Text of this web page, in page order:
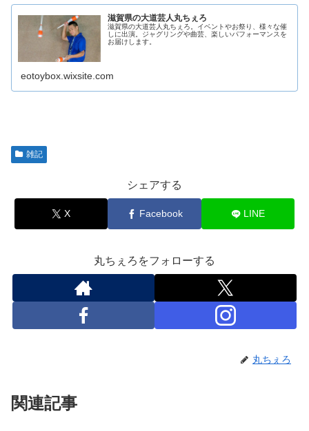
滋賀県の大道芸人丸ちぇろ
滋賀県の大道芸人丸ちぇろ。イベントやお祭り、様々な催
しに出演。ジャグリングや曲芸、楽しいパフォーマンスを
お届けします。
eotoybox.wixsite.com
雑記
シェアする
X Facebook LINE
丸ちぇろをフォローする
丸ちぇろ
関連記事